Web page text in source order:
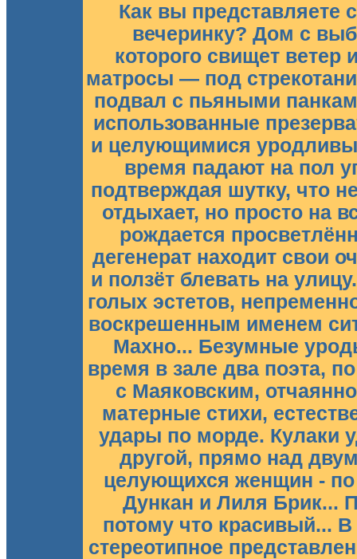
Как вы представляете
вечеринку? Дом с
которого свищет
матросы — под
подвал с пьяными
использованные
и целующимися
время падают на пол
подтверждая шутку, что
отдыхает, но просто на
рождается
дегенерат находит свои
и ползёт блевать на
голых эстетов,
воскрешенным именем
Махно... Безумные
время в зале два поэта,
с Маяковским,
матерные стихи,
удары по морде. Кулаки
другой, прямо над
целующихся женщин - по
Дункан и Лиля Брик...
потому что красивый...
стереотипное